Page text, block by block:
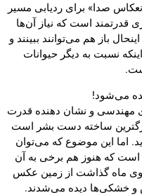
صدا» برای ردیابی مسیر
قدرتمند است که نیاز آن‌ها
باز هم می‌توانند ببینند و
نسبت به دیگر حیوانات
می‌شود!
مهندسی و نشان دهنده قدرت
ساخته دست بشر است
اما این موضوع که می‌توان
است که هنوز هم برخی به آن
روی ماه گذاشت از زمین عکس
و خشکی‌ها دیده می‌شدند.